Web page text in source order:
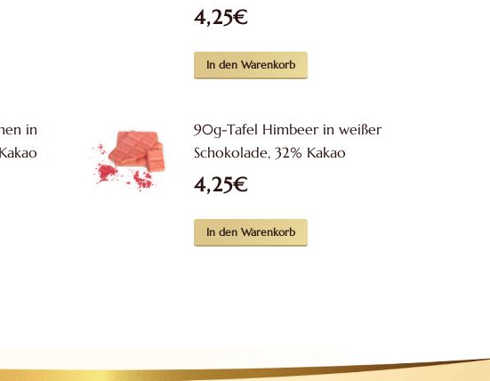
4,25€
In den Warenkorb
in
90g-Tafel Himbeer in weißer
Schokolade, 32% Kakao
4,25€
In den Warenkorb